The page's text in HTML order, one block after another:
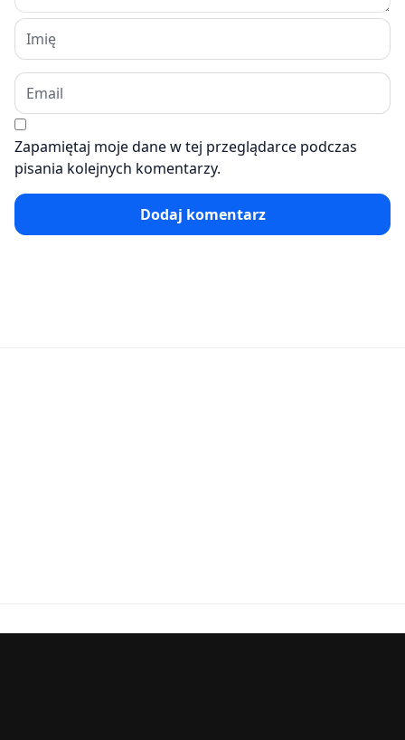
Zapamiętaj moje dane w tej przeglądarce podczas
pisania kolejnych komentarzy.
Dodaj komentarz